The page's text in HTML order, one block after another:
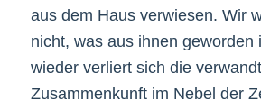
aus dem Haus verwiesen. Wir
nicht, was aus ihnen geworden
wieder verliert sich die
Zusammenkunft im Nebel der